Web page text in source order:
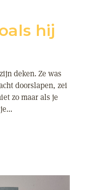
hij
deken. Ze was
doorslapen, zei
zo maar als je